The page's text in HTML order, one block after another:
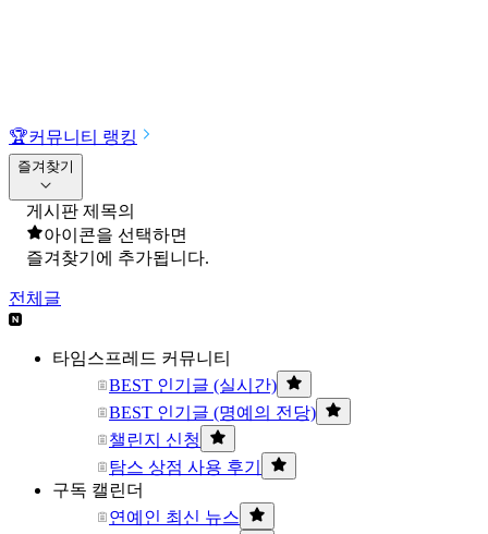
🏆커뮤니티 랭킹
즐겨찾기
게시판 제목의
아이콘을 선택하면
즐겨찾기에 추가됩니다.
전체글
타임스프레드 커뮤니티
BEST 인기글 (실시간)
BEST 인기글 (명예의 전당)
챌린지 신청
탐스 상점 사용 후기
구독 캘린더
연예인 최신 뉴스